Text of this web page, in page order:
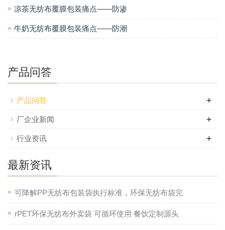
凉茶无纺布覆膜包装痛点——防渗
牛奶无纺布覆膜包装痛点——防潮
产品问答
产品问答 +
厂企业新闻 +
行业资讯 +
最新资讯
可降解PP无纺布包装袋执行标准，环保无纺布袋完
rPET环保无纺布外卖袋 可循环使用 餐饮定制源头